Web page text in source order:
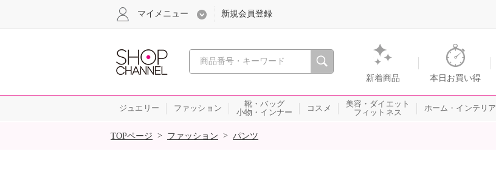
心おどる、瞬間を。通販・テレビショッピングのショップチャンネル
新着商品 本日お買い得
マイメニュー 新規会員登録
ジュエリー ファッション
靴・バッグ
小物・インナー
コスメ
美容・ダイエット
フィットネス
ホーム・インテリア
SALE
TOPページ > ファッション > パンツ